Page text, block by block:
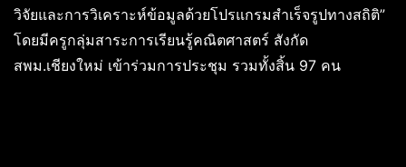
วิจัยและการวิเคราะห์ข้อมูลด้วยโปรแกรมสำเร็จรูปทางสถิติ”
โดยมีครูกลุ่มสาระการเรียนรู้คณิตศาสตร์ สังกัด
สพม.เชียงใหม่ เข้าร่วมการประชุม รวมทั้งสิ้น 97 คน